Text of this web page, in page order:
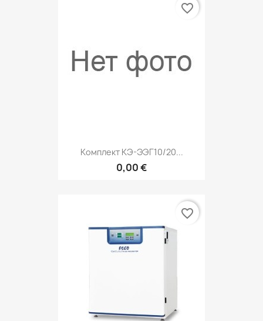
Комплект КЭ-ЭЭГ10/20...
0,00 €
favorite_border
favorite_border